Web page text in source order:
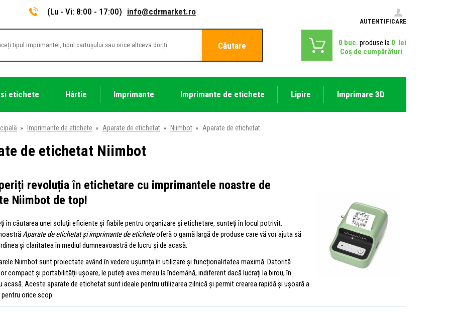
(Lu - Vi: 8:00 - 17:00) info@cdrmarket.ro
AUTENTIFICARE
Căutare 0 buc. produse la 0 lei
Coş de cumpărături
etichete Hârtie Imprimante Imprimante de etichete Lipire Imprimare 3D
» Imprimante de etichete » Aparate de etichetat » Niimbot » Aparate de etichetat
de etichetat Niimbot
revoluția în etichetare cu imprimantele noastre de
Niimbot de top!
în căutarea unei soluții eficiente și fiabile pentru organizare și etichetare, sunteți în locul potrivit.
Aparate de etichetat și imprimante de eticheteoferă o gamă largă de produse care vă vor ajuta să
și claritatea în mediul dumneavoastră de lucru și de acasă.
Niimbot sunt proiectate având în vedere ușurința în utilizare și funcționalitatea maximă. Datorită
compact și portabilității ușoare, le puteți avea mereu la îndemână, indiferent dacă lucrați la birou, în
acasă. Aceste aparate de etichetat sunt ideale pentru utilizarea zilnică și permit crearea rapidă și ușoară a
orice scop.